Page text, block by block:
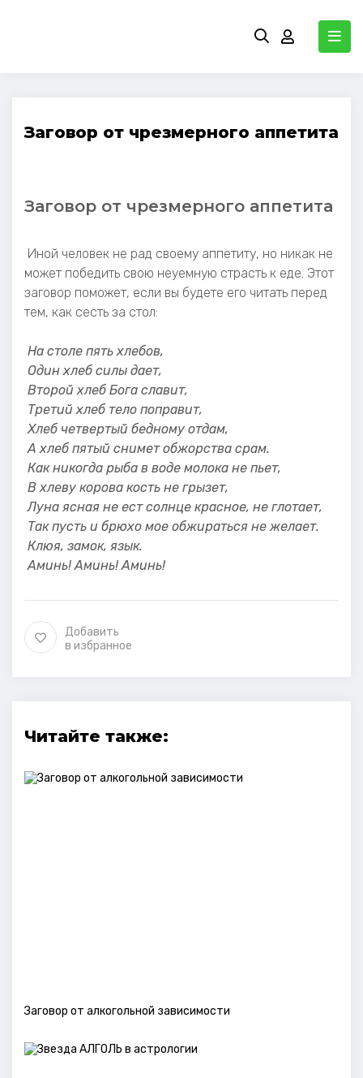
Заговор от чрезмерного аппетита
Заговор от чрезмерного аппетита
Иной человек не рад своему аппетиту, но никак не
может победить свою неуемную страсть к еде. Этот
заговор поможет, если вы будете его читать перед
тем, как сесть за стол:
На столе пять хлебов,
Один хлеб силы дает,
Второй хлеб Бога славит,
Третий хлеб тело поправит,
Хлеб четвертый бедному отдам,
А хлеб пятый снимет обжорства срам.
Как никогда рыба в воде молока не пьет,
В хлеву корова кость не грызет,
Луна ясная не ест солнце красное, не глотает,
Так пусть и брюхо мое обжираться не желает.
Клюя, замок, язык.
Аминь! Аминь! Аминь!
Добавить
в избранное
Читайте также:
Заговор от алкогольной зависимости